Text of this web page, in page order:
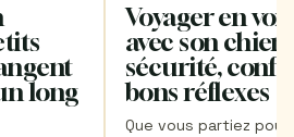
long
Voyager en
avec son chien
sécurité,
bons réflexes
Que vous partiez pour